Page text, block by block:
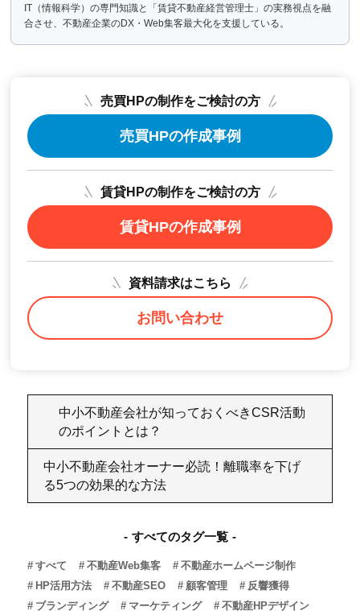
IT（情報科学）の専門知識と「賃貸不動産経営管理士」の実務視点を融
合させ、不動産企業のDX・Web集客最大化を支援している。
売買HPの制作をご検討の方
売買HPの作成事例
賃貸HPの制作をご検討の方
賃貸HPの作成事例
資料請求はこちら
お問い合わせ
中小不動産会社が知っておくべきCSR活動
のポイントとは？
中小不動産会社オーナー必読！離職率を下げ
る5つの効果的な方法
すべてのタグ一覧
すべて 不動産Web集客
不動産ホームページ制作
HP活用方法
不動産SEO 顧客管理
反響獲得
ブランディング
マーケティング
不動産HPデザイン